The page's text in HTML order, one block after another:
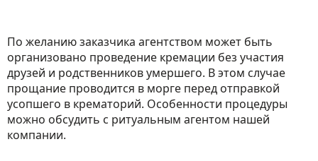
По желанию заказчика агентством может быть
организовано проведение кремации без участия
друзей и родственников умершего. В этом случае
прощание проводится в морге перед отправкой
усопшего в крематорий. Особенности процедуры
можно обсудить с ритуальным агентом нашей
компании.